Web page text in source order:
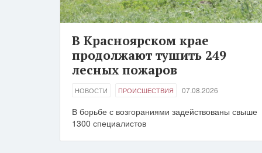
В Красноярском крае
продолжают тушить 249
лесных пожаров
НОВОСТИ ПРОИСШЕСТВИЯ 07.08.2026
В борьбе с возгораниями задействованы свыше
1300 специалистов